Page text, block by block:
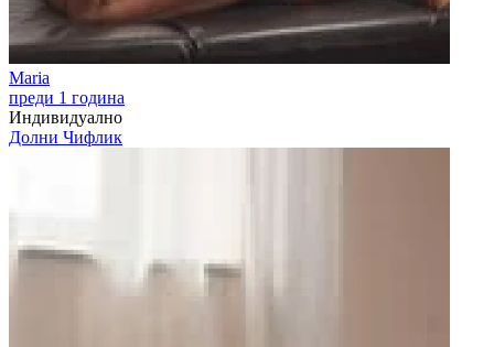
Maria
преди 1 година
Индивидуално
Долни Чифлик